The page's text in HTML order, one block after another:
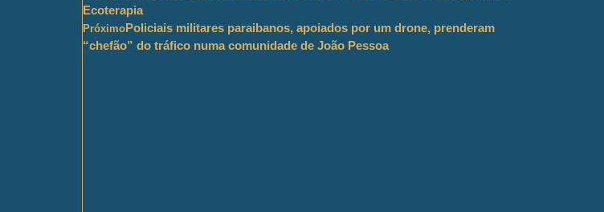
Ecoterapia
PróximoPoliciais militares paraibanos, apoiados por um drone, prenderam
“chefão” do tráfico numa comunidade de João Pessoa